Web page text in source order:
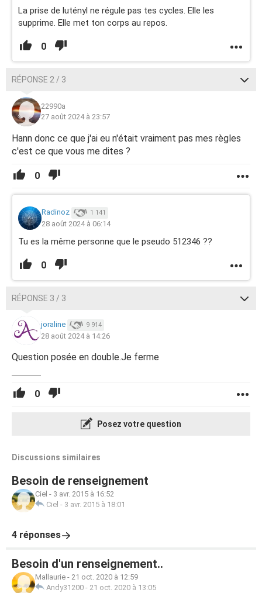
La prise de lutényl ne régule pas tes cycles. Elle les
supprime. Elle met ton corps au repos.
0
RÉPONSE 2 / 3
22990a
27 août 2024 à 23:57
Hann donc ce que j'ai eu n'était vraiment pas mes règles
c'est ce que vous me dites ?
0
Radinoz 1 141
28 août 2024 à 06:14
Tu es la même personne que le pseudo 512346 ??
0
RÉPONSE 3 / 3
joraline 9 914
28 août 2024 à 14:26
Question posée en double.Je ferme
0
Posez votre question
Discussions similaires
Besoin de renseignement
Ciel - 3 avr. 2015 à 16:52
Ciel - 3 avr. 2015 à 18:01
4 réponses
Besoin d'un renseignement..
Mallaurie - 21 oct. 2020 à 12:59
Andy31200 - 21 oct. 2020 à 13:05